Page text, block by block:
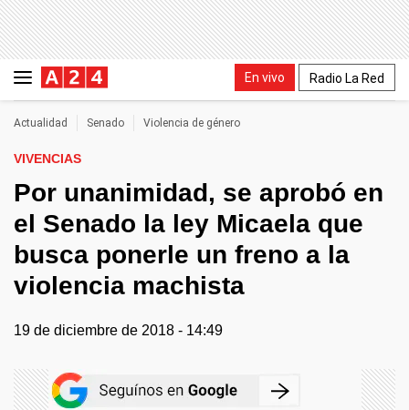
En vivo Radio La Red
Actualidad Senado Violencia de género
VIVENCIAS
Por unanimidad, se aprobó en
el Senado la ley Micaela que
busca ponerle un freno a la
violencia machista
19 de diciembre de 2018 - 14:49